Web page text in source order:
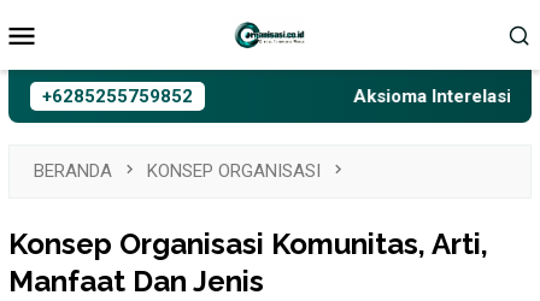
ke
Mobile
+6285255759852 Aksioma Interelasi,
BERANDA KONSEP ORGANISASI
Konsep Organisasi Komunitas, Arti,
Manfaat Dan Jenis